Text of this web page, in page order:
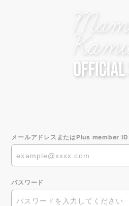
メールアドレスまたはPlus member ID
パスワード